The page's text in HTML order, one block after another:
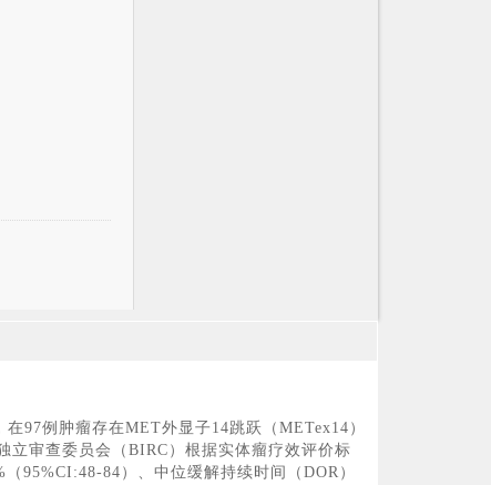
97例肿瘤存在MET外显子14跳跃（METex14）
立审查委员会（BIRC）根据实体瘤疗效评价标
95%CI:48-84）、中位缓解持续时间（DOR）